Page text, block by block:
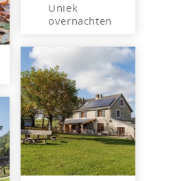
Uniek
overnachten